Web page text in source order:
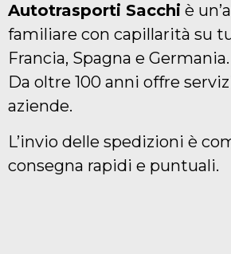
Autotrasporti Sacchi è
familiare con capillarità su
Francia, Spagna e Germania.
Da oltre 100 anni offre
aziende.
L’invio delle spedizioni è
consegna rapidi e puntuali.